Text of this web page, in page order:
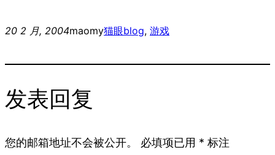
20 2 月, 2004maomy猫眼blog, 游戏
发表回复
您的邮箱地址不会被公开。 必填项已用 * 标注